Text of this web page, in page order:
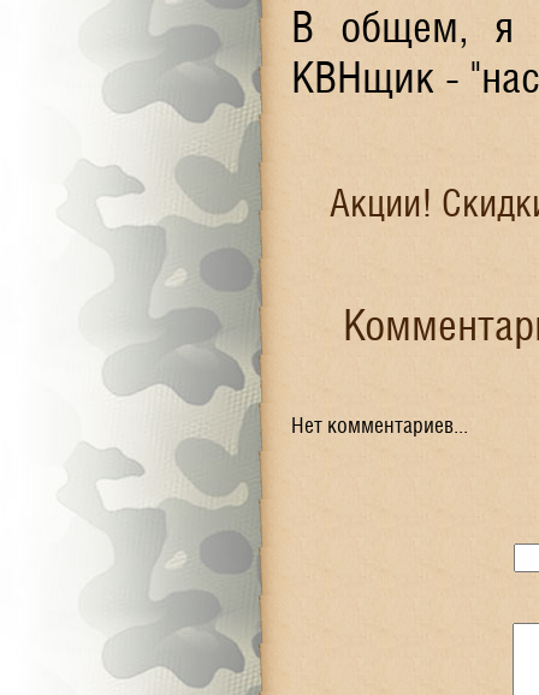
В общем, я
КВНщик -
Акции!
Нет комментариев...